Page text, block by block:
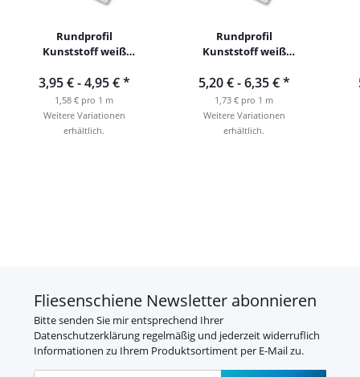
Rundprofil
Kunststoff weiß
3,95 € -4,95 €*
1,58 € pro 1 m
Weitere Variationen
erhältlich.
Rundprofil
Kunststoff weiß
5,20 € -6,35 €*
1,73 € pro 1 m
Weitere Variationen
erhältlich.
Fliesenschiene Newsletter abonnieren
Bitte senden Sie mir entsprechend Ihrer
Datenschutzerklärung regelmäßig und jederzeit widerruflich
Informationen zu Ihrem Produktsortiment per E-Mail zu.